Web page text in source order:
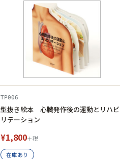
TP006
型抜き絵本 心臓発作後の運動とリハビ
リテーション
¥1,800＋税
在庫あり